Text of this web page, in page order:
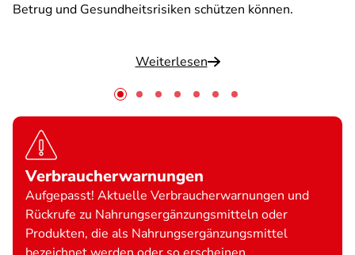
Betrug und Gesundheitsrisiken schützen können.
Weiterlesen
Verbraucherwarnungen
Aufgepasst! Aktuelle Verbraucherwarnungen und
Rückrufe zu Nahrungsergänzungsmitteln oder
Produkten, die als Nahrungsergänzungsmittel